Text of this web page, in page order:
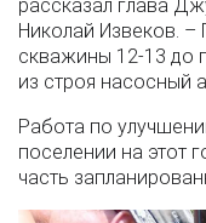
рассказал глава
Николай Извеков. –
скважины 12-13 до
из строя насосный
Работа по
поселении на этот
часть